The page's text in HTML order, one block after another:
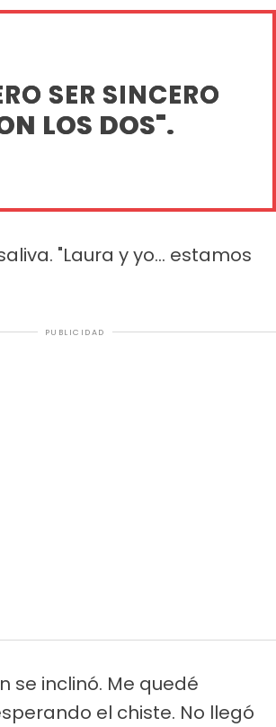
SER SINCERO
LOS DOS".
"Laura y yo... estamos
PUBLICIDAD
se inclinó. Me quedé
el chiste. No llegó